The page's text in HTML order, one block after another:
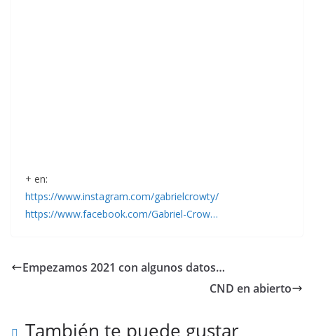
+ en:
https://www.instagram.com/gabrielcrowty/
https://www.facebook.com/Gabriel-Crow…
Empezamos 2021 con algunos datos…
CND en abierto
También te puede gustar